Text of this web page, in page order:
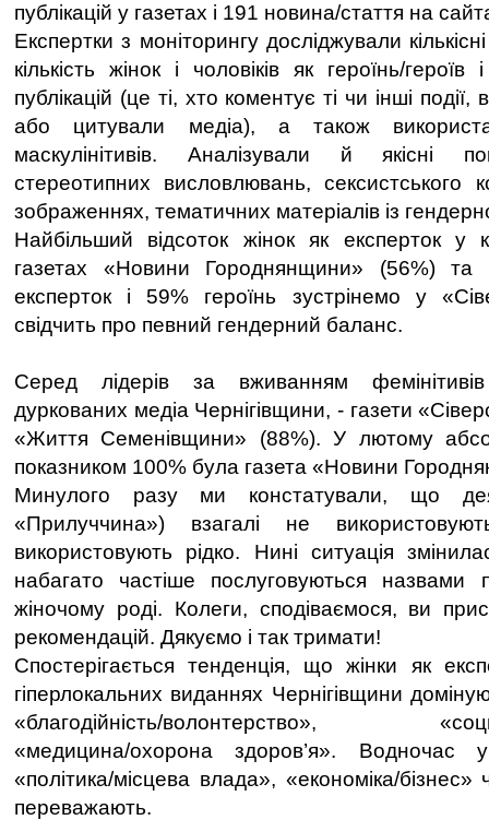
публікацій у газетах і 191 новина/стаття на
Експертки з моніторингу досліджували
кількість жінок і чоловіків як героїнь/героїв
публікацій (це ті, хто коментує ті чи інші події,
або цитували медіа), а також
маскулінітивів. Аналізували й якісні
стереотипних висловлювань, сексистського
зображеннях, тематичних матеріалів із
Найбільший відсоток жінок як експерток у
газетах «Новини Городнянщини» (56%) та
експерток і 59% героїнь зустрінемо у
свідчить про певний гендерний баланс.
Серед лідерів за вживанням
дуркованих медіа Чернігівщини, - газети
«Життя Семенівщини» (88%). У лютому
показником 100% була газета «Новини
Минулого разу ми констатували, що
«Прилуччина») взагалі не
використовують рідко. Нині ситуація
набагато частіше послуговуються
жіночому роді. Колеги, сподіваємося, ви
рекомендацій. Дякуємо і так тримати!
Спостерігається тенденція, що жінки як
гіперлокальних виданнях Чернігівщини
«благодійність/волонтерство»,
«медицина/охорона здоров’я».
«політика/місцева влада», «економіка/бізнес»
переважають.